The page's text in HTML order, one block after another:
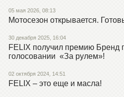
05 мая 2026, 08:13
Мотосезон открывается.
30 декабря 2025, 16:04
FELIX получил премию Бренд
голосовании «За рулем»!
02 октября 2024, 14:51
FELIX – это еще и масла!